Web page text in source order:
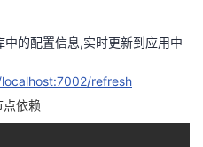
的配置信息,实时更新到应用中
refresh
依赖